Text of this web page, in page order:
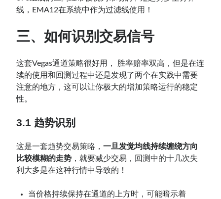
线，EMA12在系统中作为过滤线使用！
三、如何识别交易信号
这套Vegas通道策略很好用， 胜率赔率双高，但是在连
续的使用和回测过程中还是发现了两个在实践中需要
注意的地方，这可以让你极大的增加策略运行的稳定
性。
3.1 趋势识别
这是一套趋势交易策略，一旦发觉均线持续缠绕方向
比较模糊的走势 ，就要减少交易，回测中的十几次失
利大多是在这种行情中导致的！
当价格持续保持在通道的上方时，可能暗示着